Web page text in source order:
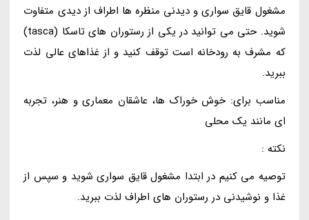
مشغول قایق سواری و دیدنی منظره ها اطراف از دیدی متفاوت
شوید. حتی می توانید در یکی از رستوران های تاسکا (tasca)
که مشرف به رودخانه است توقف کنید و از غذاهای عالی لذت
ببرید.
مناسب برای: خوش خوراک ها، عاشقان معماری و هنر، تجربه
ای مانند یک محلی
نکته :
توصیه می کنیم در ابتدا مشغول قایق سواری شوید و سپس از
غذا و نوشیدنی در رستوران های اطراف لذت ببرید.